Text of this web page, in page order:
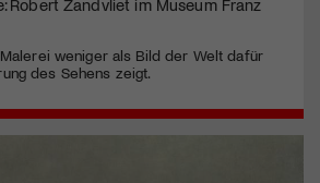
Robert Zandvliet im Museum Franz
weniger als Bild der Welt dafür
des Sehens zeigt.